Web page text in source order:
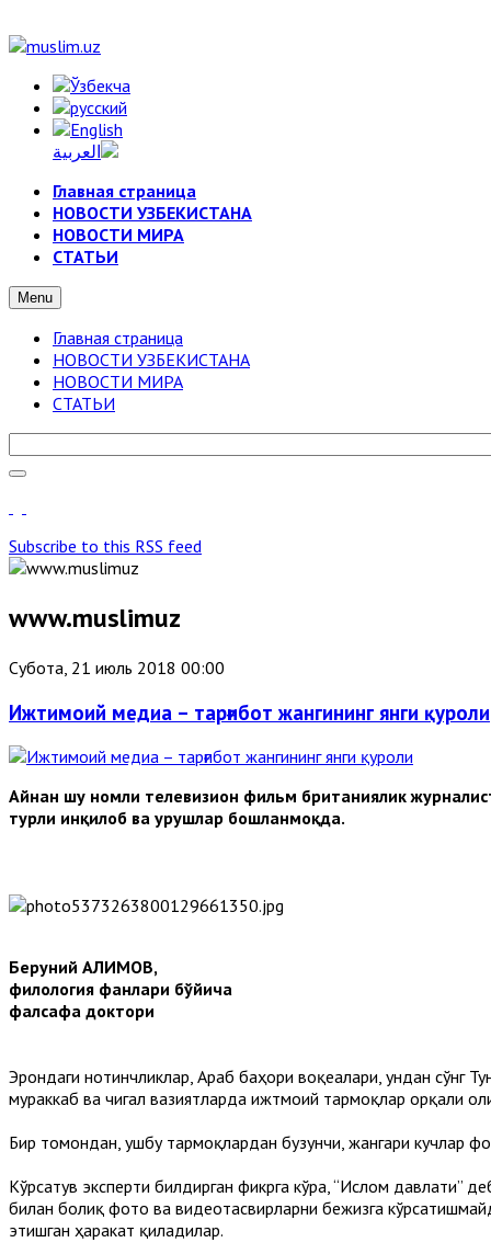
Главная страница
НОВОСТИ УЗБЕКИСТАНА
НОВОСТИ МИРА
СТАТЬИ
Menu
Главная страница
НОВОСТИ УЗБЕКИСТАНА
НОВОСТИ МИРА
СТАТЬИ
Subscribe to this RSS feed
www.muslimuz
Субота, 21 июль 2018 00:00
Ижтимоий медиа – тарғибот жангининг янги қуроли
Айнан шу номли телевизион фильм британиялик
турли инқилоб ва урушлар бошланмоқда.
Беруний АЛИМОВ,
филология фанлари бўйича
фалсафа доктори
Эрондаги нотинчликлар, Араб баҳори воқеалари, ундан сўнг
мураккаб ва чигал вазиятларда ижтмоий тармоқлар орқали
Бир томондан, ушбу тармоқлардан бузғунчи, жангари кучлар
Кўрсатув эксперти билдирган фикрга кўра, “Ислом
билан боғлиқ фото ва видеотасвирларни бежизга
этишган ҳаракат қиладилар.